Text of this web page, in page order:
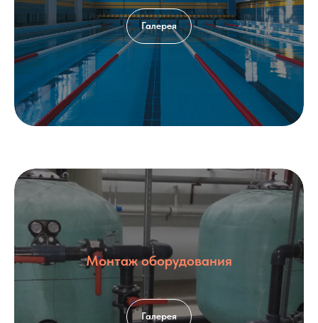
Галерея
Монтаж оборудования
Галерея